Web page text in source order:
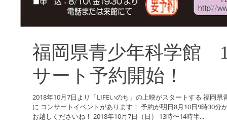
福岡県青少年科学館
サート予約開始！
2018年10月7日より「LIFEいのち」の上映がスタートする 福岡
に コンサートイベントがあります！ 予約が明日8月10日9時30分
お越しくださいね！ 2018年10月7日（日） 13時〜14時半...